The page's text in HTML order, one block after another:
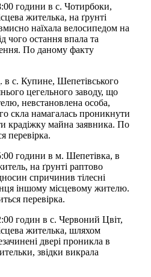
години в с. Чотирбоки,
жителька, на ґрунті
наїхала велосипедом на
чого остання впала та
По даному факту
в с. Купине, Шепетівського
цегельного заводу, що
невстановлена особа,
скла намагалась проникнути
крадіжку майна заявника. По
перевірка.
години в м. Шепетівка, в
на ґрунті раптово
спричинив тілесні
іншому місцевому жителю.
перевірка.
годин в с. Червоний Цвіт,
жителька, шляхом
двері проникла в
звідки викрала